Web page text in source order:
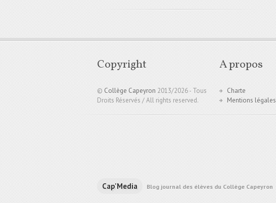
Copyright
© Collège Capeyron 2013/2026 - Tous
Droits Réservés / All rights reserved.
A propos
Charte
Mentions légales
Cap'Media Blog journal des élèves du Collège Capeyron